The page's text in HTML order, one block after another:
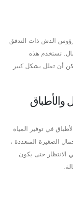
الدش ذات التدفق
تستخدم هذه
أن تقلل بشكل كبير
والأطباق
في توفير المياه
الصغيرة المتعددة ،
حتى يكون